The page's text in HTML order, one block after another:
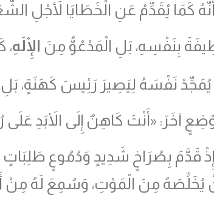
كَمَا يُقَدِّمُ عَنِ الْخَطَايَا لأَجْلِ
بِنَفْسِهِ، بَلِ الْمَدْعُوُّ مِنَ الْإِلَهِ،
يُمَجِّدْ نَفْسَهُ لِيَصِيرَ رَئِيسَ كَهَنَةٍ،
آخَرَ: «أَنْتَ كَاهِنٌ إِلَى الأَبَدِ عَلَى
إِذْ قَدَّمَ بِصُرَاخٍ شَدِيدٍ وَدُمُوعٍ
يُخَلِّصَهُ مِنَ الْمَوْتِ، وَسُمِعَ لَهُ مِنْ